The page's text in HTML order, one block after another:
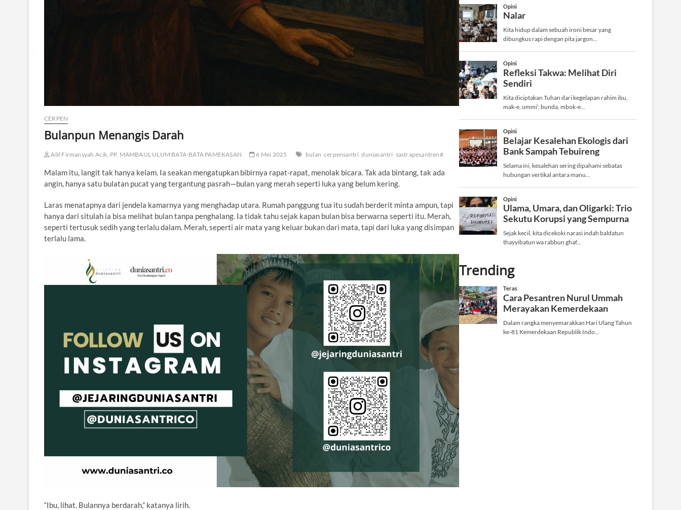
CERPEN
Bulanpun Menangis Darah
Alif Firmansyah Acik, PP. MAMBAUL ULUM BATA-BATA PAMEKASAN 6 Mei 2025 bulan cerpensantri duniasantri sastrapesantren#
Malam itu, langit tak hanya kelam. Ia seakan mengatupkan bibirnya rapat-rapat, menolak bicara. Tak ada bintang, tak ada
angin, hanya satu bulatan pucat yang tergantung pasrah—bulan yang merah seperti luka yang belum kering.
Laras menatapnya dari jendela kamarnya yang menghadap utara. Rumah panggung tua itu sudah berderit minta ampun, tapi
hanya dari situlah ia bisa melihat bulan tanpa penghalang. Ia tidak tahu sejak kapan bulan bisa berwarna seperti itu. Merah,
seperti tertusuk sedih yang terlalu dalam. Merah, seperti air mata yang keluar bukan dari mata, tapi dari luka yang disimpan
terlalu lama.
“Ibu, lihat. Bulannya berdarah,” katanya lirih.
Trending